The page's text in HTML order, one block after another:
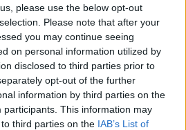
please use the below opt-out
Please note that after your
you may continue seeing
on personal information utilized by
disclosed to third parties prior to
opt-out of the further
information by third parties on the
participants. This information may
third parties on the IAB’s List of
e crediti d'imposta adottati a
causata dall'epidemia di